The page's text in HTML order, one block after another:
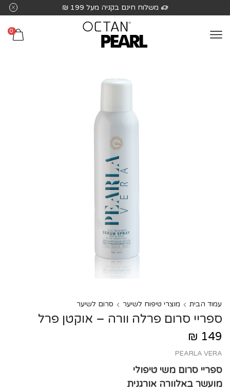
לֵב:
בְּאֲתָר
משלוח חינם בקניה מעל 199 ₪
0
עמוד הבית מוצרי טיפוח לשיער סרום לשיער
ספריי סרום פרלה וורה – אוקטן פרל
₪ 149
PEARLA VERA
ספריי סרום משי טיפולי
מועשר באלוורה אורגנית